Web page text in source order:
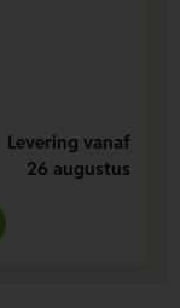
Levering vanaf
26 augustus